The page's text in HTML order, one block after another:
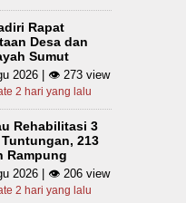
Rapat
Desa dan
Sumut
2026 | 👁 273 view
2 hari yang lalu
Rehabilitasi 3
213
Rampung
2026 | 👁 206 view
2 hari yang lalu